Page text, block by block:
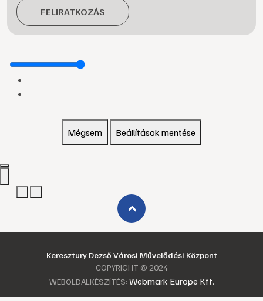
FELIRATKOZÁS
Mégsem Beállítások mentése
›
Keresztury Dezső Városi Művelődési Központ
COPYRIGHT © 2024
WEBOLDALKÉSZÍTÉS: Webmark Europe Kft.